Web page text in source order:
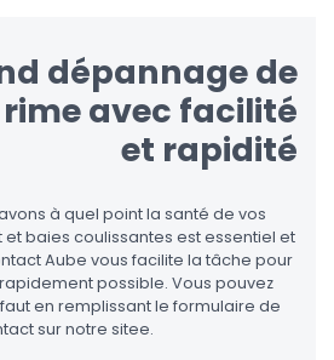
dépannage de
avec facilité
et rapidité
à quel point la santé de vos
baies coulissantes est essentiel et
Aube vous facilite la tâche pour
possible. Vous pouvez
en remplissant le formulaire de
sur notre sitee.